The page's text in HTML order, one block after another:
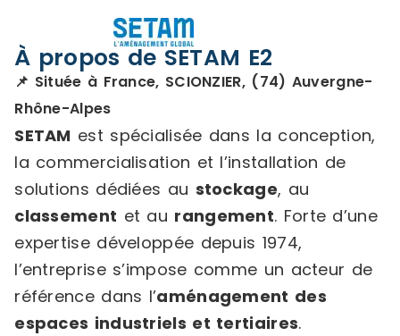
À propos de SETAM E2
📌 Située à France, SCIONZIER, (74) Auvergne-
Rhône-Alpes
SETAM est spécialisée dans la conception,
la commercialisation et l’installation de
solutions dédiées au stockage, au
classement et au rangement. Forte d’une
expertise développée depuis 1974,
l’entreprise s’impose comme un acteur de
référence dans l’aménagement des
espaces industriels et tertiaires.